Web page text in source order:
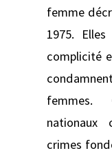
femme
1975.
complicité
femmes.
nationaux
crimes